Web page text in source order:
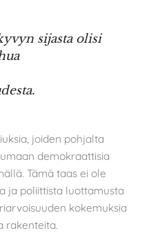
sijasta olisi
joiden pohjalta
demokraattisia
Tämä taas ei ole
ja poliittista luottamusta
kokemuksia
rakenteita.